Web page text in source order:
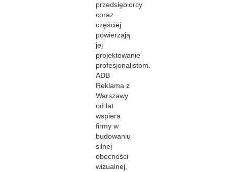
przedsiębiorcy
coraz
częściej
powierzają
jej
projektowanie
profesjonalistom.
ADB
Reklama z
Warszawy
od lat
wspiera
firmy w
budowaniu
silnej
obecności
wizualnej,